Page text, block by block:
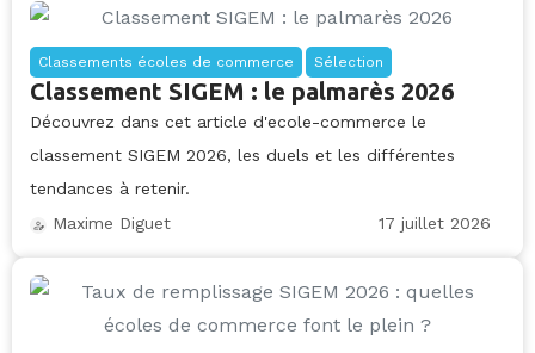
Classements écoles de commerce Sélection
Classement SIGEM : le palmarès 2026
Découvrez dans cet article d'ecole-commerce le
classement SIGEM 2026, les duels et les différentes
tendances à retenir.
Maxime Diguet
17 juillet 2026